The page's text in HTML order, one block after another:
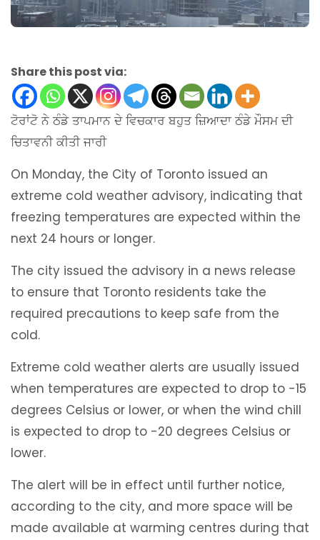
Share this post via:
ਟੋਰਾਂਟੋ ਨੇ ਠੰਡੇ ਤਾਪਮਾਨ ਦੇ ਵਿਚਕਾਰ ਬਹੁਤ ਜ਼ਿਆਦਾ ਠੰਡੇ ਮੌਸਮ ਦੀ
ਚਿਤਾਵਨੀ ਕੀਤੀ ਜਾਰੀ
On Monday, the City of Toronto issued an
extreme cold weather advisory, indicating that
freezing temperatures are expected within the
next 24 hours or longer.
The city issued the advisory in a news release
to ensure that Toronto residents take the
required precautions to keep safe from the
cold.
Extreme cold weather alerts are usually issued
when temperatures are expected to drop to -15
degrees Celsius or lower, or when the wind chill
is expected to drop to -20 degrees Celsius or
lower.
The alert will be in effect until further notice,
according to the city, and more space will be
made available at warming centres during that